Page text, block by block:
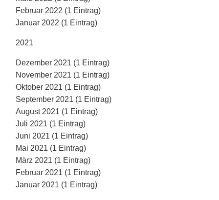
Februar 2022 (1 Eintrag)
Januar 2022 (1 Eintrag)
2021
Dezember 2021 (1 Eintrag)
November 2021 (1 Eintrag)
Oktober 2021 (1 Eintrag)
September 2021 (1 Eintrag)
August 2021 (1 Eintrag)
Juli 2021 (1 Eintrag)
Juni 2021 (1 Eintrag)
Mai 2021 (1 Eintrag)
März 2021 (1 Eintrag)
Februar 2021 (1 Eintrag)
Januar 2021 (1 Eintrag)